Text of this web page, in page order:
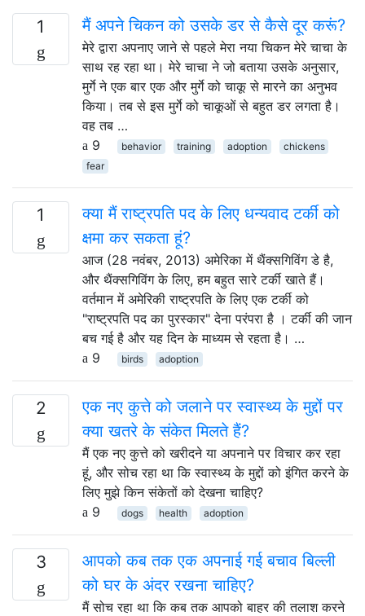
1 मैं अपने चिकन को उसके डर से कैसे दूर करूं?
मेरे द्वारा अपनाए जाने से पहले मेरा नया चिकन मेरे चाचा के
साथ रह रहा था। मेरे चाचा ने जो बताया उसके अनुसार,
मुर्गे ने एक बार एक और मुर्गे को चाकू से मारने का अनुभव
किया। तब से इस मुर्गे को चाकूओं से बहुत डर लगता है।
वह तब …
9
behavior training adoption
chickens
fear
1
क्या मैं राष्ट्रपति पद के लिए धन्यवाद टर्की को
क्षमा कर सकता हूं?
आज (28 नवंबर, 2013) अमेरिका में थैंक्सगिविंग डे है,
और थैंक्सगिविंग के लिए, हम बहुत सारे टर्की खाते हैं।
वर्तमान में अमेरिकी राष्ट्रपति के लिए एक टर्की को
"राष्ट्रपति पद का पुरस्कार" देना परंपरा है । टर्की की जान
बच गई है और यह दिन के माध्यम से रहता है। …
9
birds adoption
2
एक नए कुत्ते को जलाने पर स्वास्थ्य के मुद्दों पर
क्या खतरे के संकेत मिलते हैं?
मैं एक नए कुत्ते को खरीदने या अपनाने पर विचार कर रहा
हूं, और सोच रहा था कि स्वास्थ्य के मुद्दों को इंगित करने के
लिए मुझे किन संकेतों को देखना चाहिए?
9
dogs health adoption
3
आपको कब तक एक अपनाई गई बचाव बिल्ली
को घर के अंदर रखना चाहिए?
मैं सोच रहा था कि कब तक आपको बाहर की तलाश करने